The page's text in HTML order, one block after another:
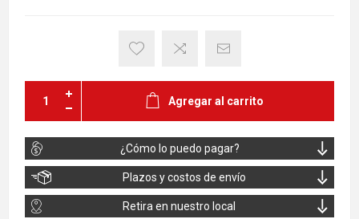
Agregar al carrito
¿Cómo lo puedo pagar?
Plazos y costos de envío
Retira en nuestro local